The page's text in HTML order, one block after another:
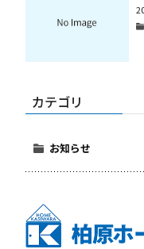
カテゴリ
お知らせ